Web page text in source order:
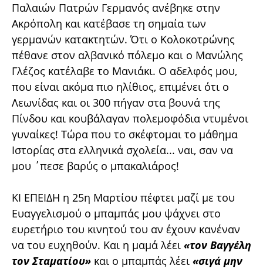
Παλαιών Πατρών Γερμανός ανέβηκε στην
Ακρόπολη και κατέβασε τη σημαία των
γερμανών κατακτητών. Ότι ο Κολοκοτρώνης
πέθανε στον αλβανικό πόλεμο και ο Μανώλης
Γλέζος κατέλαβε το Μανιάκι. Ο αδελφός μου,
που είναι ακόμα πιο ηλίθιος, επιμένει ότι ο
Λεωνίδας και οι 300 πήγαν στα βουνά της
Πίνδου και κουβάλαγαν πολεμοφόδια ντυμένοι
γυναίκες! Τώρα που το σκέφτομαι το μάθημα
Ιστορίας στα ελληνικά σχολεία... ναι, σαν να
μου ΄πεσε βαρύς ο μπακαλιάρος!
ΚΙ ΕΠΕΙΔΗ η 25η Μαρτίου πέφτει μαζί με του
Ευαγγελισμού ο μπαμπάς μου ψάχνει στο
ευρετήριο του κινητού του αν έχουν κανέναν
να του ευχηθούν. Και η μαμά λέει «τον Βαγγέλη
τον Σταματίου» και ο μπαμπάς λέει «σιγά μην